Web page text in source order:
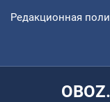
Редакционная